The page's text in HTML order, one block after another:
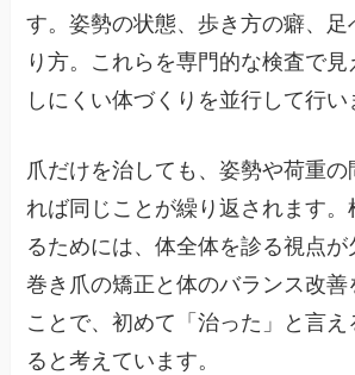
す。姿勢の状態、歩き方の癖、
り方。これらを専門的な検査で
しにくい体づくりを並行して行い
爪だけを治しても、姿勢や荷重
れば同じことが繰り返されます
るためには、体全体を診る視点が
巻き爪の矯正と体のバランス改
ことで、初めて「治った」と言
ると考えています。